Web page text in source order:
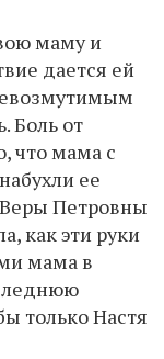
маму и
дается ей
Боль от
что мама с
ее
Веры Петровны
как эти руки
мама в
только Настя